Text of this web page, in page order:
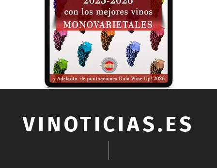
VINOTICIAS.ES